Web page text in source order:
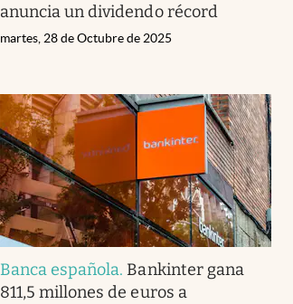
anuncia un dividendo récord
martes, 28 de Octubre de 2025
Banca española. Bankinter gana
811,5 millones de euros a